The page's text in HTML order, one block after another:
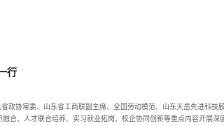
行
政协常委、山东省工商联副主席、全国劳动模范、山东天岳先进科技
合、人才联合培养、实习就业拓岗、校企协同创新等重点内容开展深